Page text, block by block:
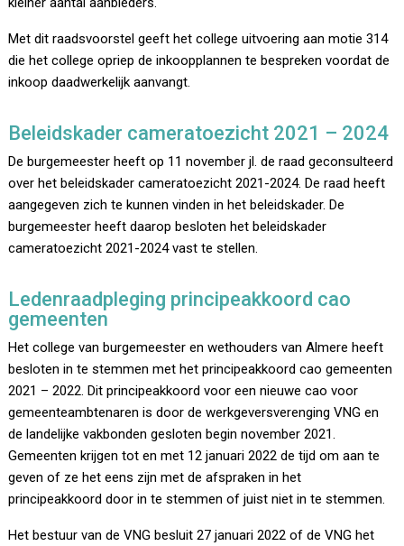
Met dit raadsvoorstel geeft het college uitvoering aan motie 314
die het college opriep de inkoopplannen te bespreken voordat de
inkoop daadwerkelijk aanvangt.
Beleidskader cameratoezicht 2021 – 2024
De burgemeester heeft op 11 november jl. de raad geconsulteerd
over het beleidskader cameratoezicht 2021-2024. De raad heeft
aangegeven zich te kunnen vinden in het beleidskader. De
burgemeester heeft daarop besloten het beleidskader
cameratoezicht 2021-2024 vast te stellen.
Ledenraadpleging principeakkoord cao
gemeenten
Het college van burgemeester en wethouders van Almere heeft
besloten in te stemmen met het principeakkoord cao gemeenten
2021 – 2022. Dit principeakkoord voor een nieuwe cao voor
gemeenteambtenaren is door de werkgeversverenging VNG en
de landelijke vakbonden gesloten begin november 2021.
Gemeenten krijgen tot en met 12 januari 2022 de tijd om aan te
geven of ze het eens zijn met de afspraken in het
principeakkoord door in te stemmen of juist niet in te stemmen.
Het bestuur van de VNG besluit 27 januari 2022 of de VNG het